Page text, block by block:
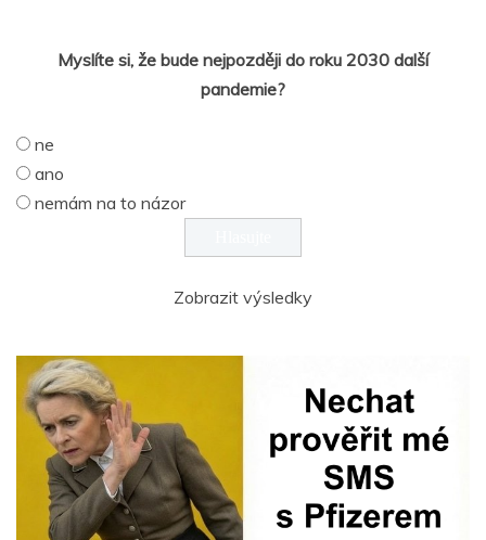
Myslíte si, že bude nejpozději do roku 2030 další
pandemie?
ne
ano
nemám na to názor
Zobrazit výsledky